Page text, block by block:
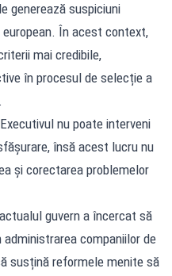
generează suspiciuni
În acest context,
mai credibile,
în procesul de selecție a
nu poate interveni
însă acest lucru nu
și corectarea problemelor
guvern a încercat să
companiilor de
susțină reformele menite să